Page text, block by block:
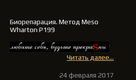
Биорепарация. Метод Meso
Wharton P199
Читать далее...
24 февраля 2017